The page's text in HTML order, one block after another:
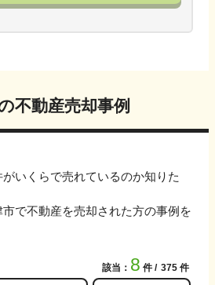
不動産売却事例
いくらで売れているのか知りた
市で不動産を売却された方の事例を
該当： 8 件 375 件